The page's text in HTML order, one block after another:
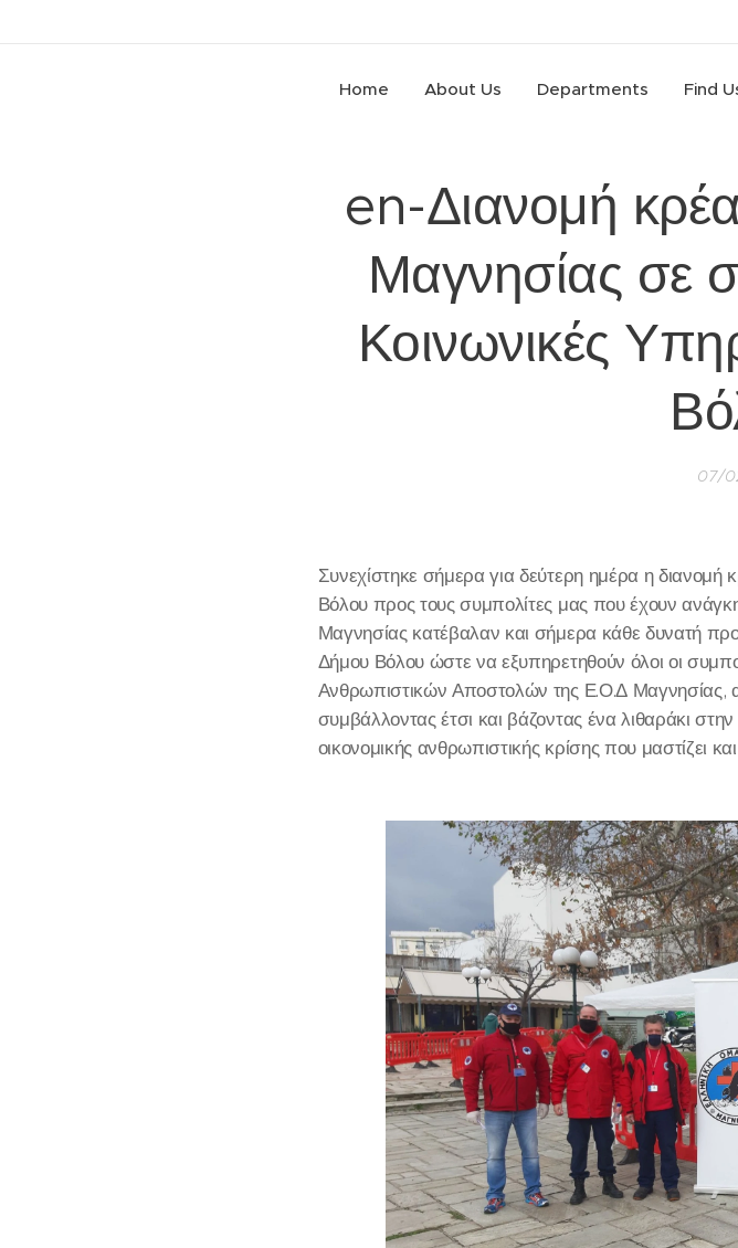
Home About Us Departments Find
en-Διανομή
Μαγνησίας σε
Κοινωνικές
07/
Συνεχίστηκε σήμερα για δεύτερη ημέρα η διανομή
Βόλου προς τους συμπολίτες μας που έχουν
Μαγνησίας κατέβαλαν και σήμερα κάθε δυνατή
Δήμου Βόλου ώστε να εξυπηρετηθούν όλοι οι
Ανθρωπιστικών Αποστολών της Ε.Ο.Δ Μαγνησίας,
συμβάλλοντας έτσι και βάζοντας ένα λιθαράκι
οικονομικής ανθρωπιστικής κρίσης που μαστίζει